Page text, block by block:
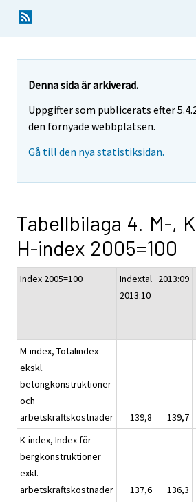
Denna sida är arkiverad.
Uppgifter som publicerats efter
den förnyade webbplatsen.
Gå till den nya statistiksidan.
Tabellbilaga 4. M-,
H-index 2005=100
Index 2005=100
Indextal
2013:10
2013:09
M-index, Totalindex
ekskl.
betongkonstruktioner
och
arbetskraftskostnader
139,8 139,7
K-index, Index för
bergkonstruktioner
exkl.
arbetskraftskostnader
137,6 136,3